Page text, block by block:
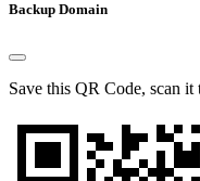
Backup Domain
Save this QR Code, scan